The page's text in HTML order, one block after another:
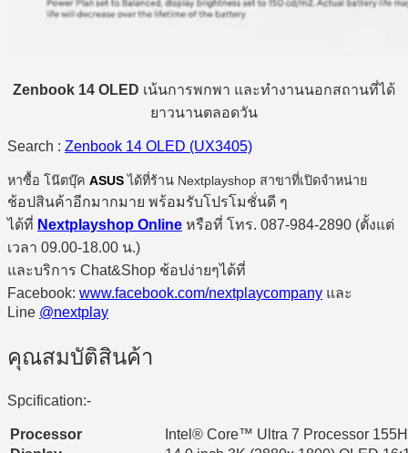
Zenbook 14 OLED เน้นการพกพา และทำงานนอกสถานที่ได้
ยาวนานตลอดวัน
Search : Zenbook 14 OLED (UX3405)
หาซื้อ โน๊ตบุ๊ค ASUSได้ที่ร้าน Nextplayshop สาขาที่เปิดจำหน่าย
ช้อปสินค้าอีกมากมาย พร้อมรับโปรโมชั่นดี ๆ
ได้ที่ Nextplayshop Online หรือที่ โทร. 087-984-2890 (ตั้งแต่
เวลา 09.00-18.00 น.)
และบริการ Chat&Shop ช้อปง่ายๆได้ที่
Facebook: www.facebook.com/nextplaycompany และ
Line @nextplay
คุณสมบัติสินค้า
Spcification:-
Processor
Intel® Core™ Ultra 7 Processor